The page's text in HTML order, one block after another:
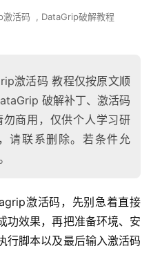
激活码 , DataGrip破解教程
激活码 教程仅按原文顺
破解补丁、激活码
商用，仅供个人学习研
请联系删除。若条件允
激活码，先别急着直接
功效果，再把准备环境、安
行脚本以及最后输入激活码